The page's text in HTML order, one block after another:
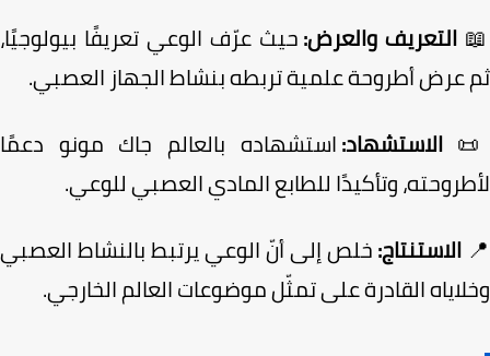
التعريف والعرض:حيث عرّف الوعي تعريفًا بيولوجيًا،
عرض أطروحة علمية تربطه بنشاط الجهاز العصبي.
الاستشهاد:استشهاده بالعالم جاك مونو دعمًا
وتأكيدًا للطابع المادي العصبي للوعي.
الاستنتاج:خلص إلى أنّ الوعي يرتبط بالنشاط العصبي
القادرة على تمثّل موضوعات العالم الخارجي.